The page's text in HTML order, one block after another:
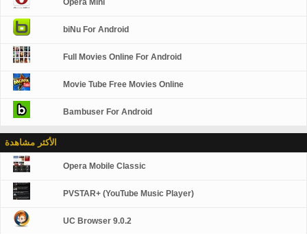
Opera Mini
biNu For Android
Full Movies Online For Android
Movie Tube Free Movies Online
Bambuser For Android
الأكثر مشاهدة
Opera Mobile Classic
PVSTAR+ (YouTube Music Player)
UC Browser 9.0.2